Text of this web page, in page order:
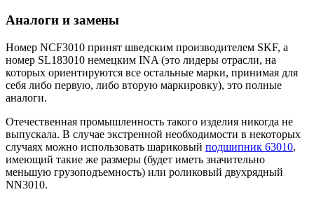
Аналоги и замены
Номер NCF3010 принят шведским производителем SKF, а
номер SL183010 немецким INA (это лидеры отрасли, на
которых ориентируются все остальные марки, принимая для
себя либо первую, либо вторую маркировку), это полные
аналоги.
Отечественная промышленность такого изделия никогда не
выпускала. В случае экстренной необходимости в некоторых
случаях можно использовать шариковый подшипник 63010,
имеющий такие же размеры (будет иметь значительно
меньшую грузоподъемность) или роликовый двухрядный
NN3010.